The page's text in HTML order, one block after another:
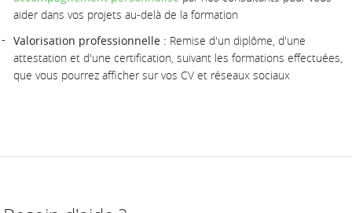
aider dans vos projets au-delà de la formation
Valorisation professionnelle : Remise d'un diplôme, d'une
attestation et d'une certification, suivant les formations effectuées,
que vous pourrez afficher sur vos CV et réseaux sociaux